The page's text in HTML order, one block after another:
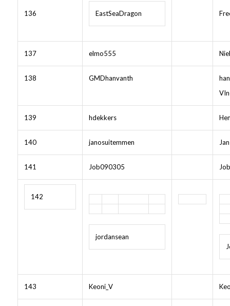
136 EastSeaDragon
137 elmo555
138 GMDhanvanth
139 hdekkers
140 janosuitemmen
141 Job090305
142
jordansean
143 Keoni_V